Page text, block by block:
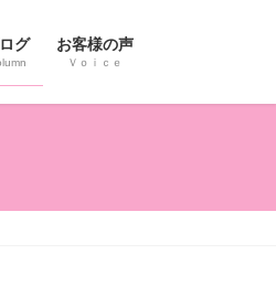
グ お客様の声
Ｖｏｉｃｅ